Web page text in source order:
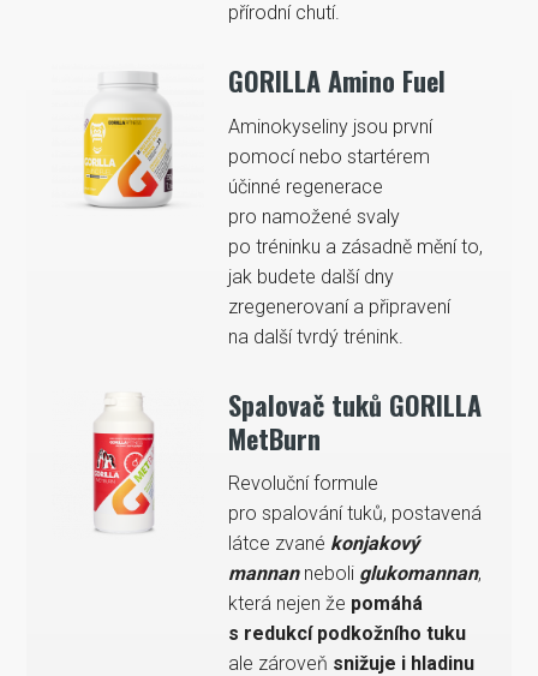
přírodní chutí.
GORILLA Amino Fuel
Aminokyseliny jsou první
pomocí nebo startérem
účinné regenerace
pro namožené svaly
po tréninku a zásadně mění to,
jak budete další dny
zregenerovaní a připravení
na další tvrdý trénink.
Spalovač tuků GORILLA
MetBurn
Revoluční formule
pro spalování tuků, postavená
látce zvané konjakový
mannanneboli glukomannan,
která nejen že pomáhá
s redukcí podkožního tuku
ale zároveň snižuje i hladinu